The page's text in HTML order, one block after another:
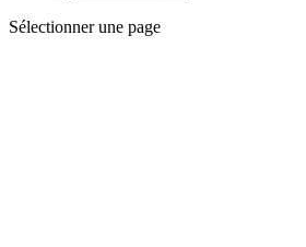
Sélectionner une page